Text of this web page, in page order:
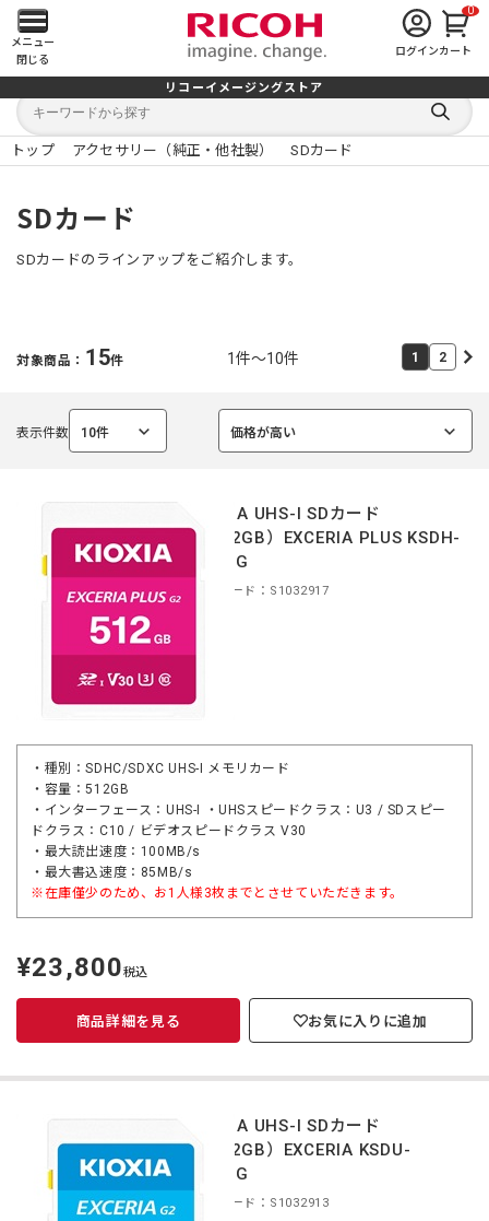
メ
イ
ン
メ
ニ
ュ
を
く
メニュー
閉じる
ログイン
0
カート
リコーイメージングストア
キ
ワ
ー
キ
検
索
る
トップ アクセサリー（純正・他社製） SDカード
SDカード
SDカードのラインアップをご紹介します。
対象商品： 15件 1件～10件 1 2
表示件数 10件
選
価格が高い
選
KIOXIA UHS-I SDカード
（512GB）EXCERIA PLUS KSDH-
B512G
商品コード：S1032917
・種別：SDHC/SDXC UHS-I メモリカード
・容量：512GB
・インターフェース：UHS-I ・UHSスピードクラス：U3 / SDスピー
ドクラス：C10 / ビデオスピードクラス V30
・最大読出速度：100MB/s
・最大書込速度：85MB/s
※在庫僅少のため、お1人様3枚までとさせていただきます。
定
価
¥23,800税込
商品詳細を見る お気に入りに追加
KIOXIA UHS-I SDカード
（512GB）EXCERIA KSDU-
B512G
商品コード：S1032913